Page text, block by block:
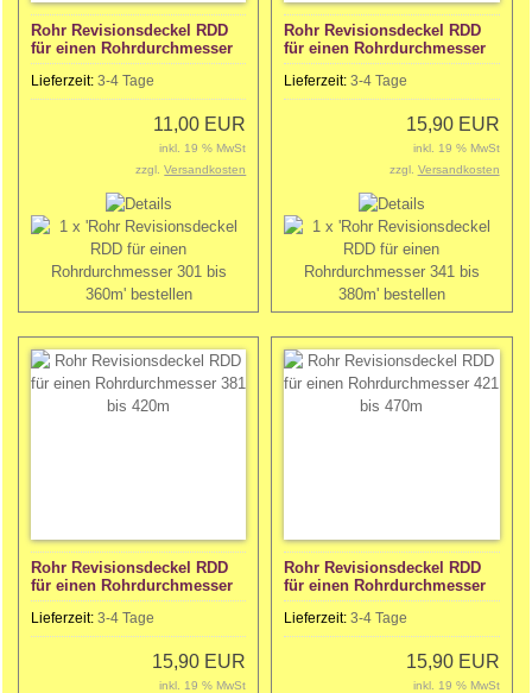
Rohr Revisionsdeckel RDD
für einen Rohrdurchmesser
301 bis 360m
Lieferzeit: 3-4 Tage
11,00 EUR
inkl. 19 % MwSt
zzgl.Versandkosten
Rohr Revisionsdeckel RDD
für einen Rohrdurchmesser
341 bis 380m
Lieferzeit:3-4 Tage
15,90 EUR
inkl. 19 % MwSt
zzgl. Versandkosten
Rohr Revisionsdeckel RDD
für einen Rohrdurchmesser
381 bis 420m
Lieferzeit: 3-4 Tage
15,90 EUR
inkl. 19 % MwSt
Rohr Revisionsdeckel RDD
für einen Rohrdurchmesser
421 bis 470m
Lieferzeit:3-4 Tage
15,90 EUR
inkl. 19 % MwSt